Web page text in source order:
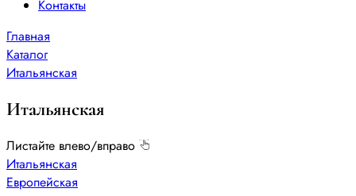
Контакты
Главная
Каталог
Итальянская
Итальянская
Листайте влево/вправо
Итальянская
Европейская